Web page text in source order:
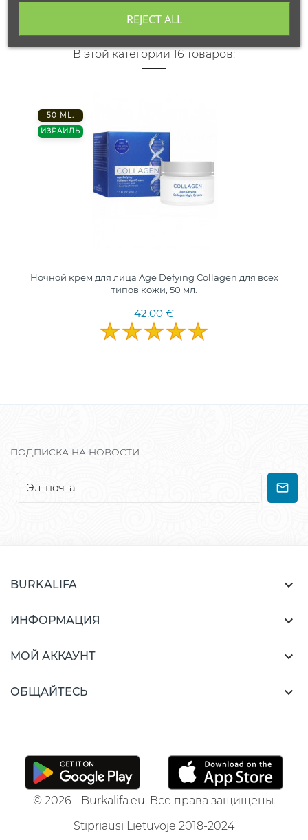
В этой категории 16 товаров:
50 ML.
ИЗРАИЛЬ
Ночной крем для лица Age Defying Collagen для всех
типов кожи, 50 мл.
42,00 €
ПОДПИСКА НА НОВОСТИ
BURKALIFA 
ИНФОРМАЦИЯ 
МОЙ АККАУНТ 
ОБЩАЙТЕСЬ 
© 2026 - Burkalifa.eu. Все права защищены.
Stipriausi Lietuvoje 2018-2024
REJECT ALL